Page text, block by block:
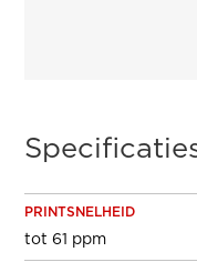
PRINTSNELHEID
tot 61 ppm